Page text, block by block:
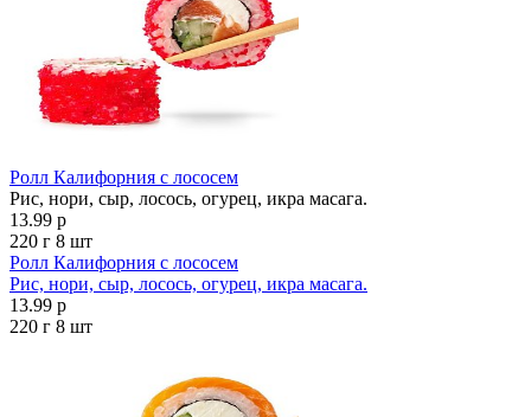
Ролл Калифорния с лососем
Рис, нори, сыр, лосось, огурец, икра масага.
13.99 р
220 г 8 шт
Ролл Калифорния с лососем
Рис, нори, сыр, лосось, огурец, икра масага.
13.99 р
220 г 8 шт